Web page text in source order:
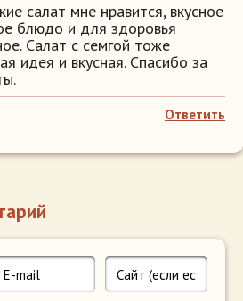
салат мне нравится, вкусное
блюдо и для здоровья
Салат с семгой тоже
идея и вкусная. Спасибо за
Ответить